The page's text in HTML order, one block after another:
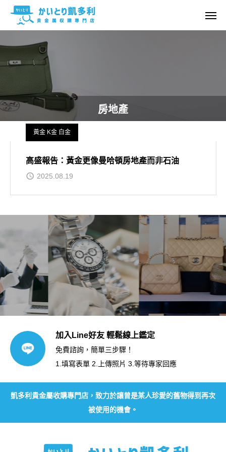
房地產
黃金 K金 白金
高盛報告：黃金更像曼哈頓房地產而非石油
2025.08.19
加入Line好友 輕鬆線上鑑定
免費諮詢，簡單三步驟！
1.填寫表單 2.上傳照片 3.等待專家回應
凱多利貴金屬收購專門店，致力於讓曾是某人珍愛的舊物得到再次
被使用的機會。